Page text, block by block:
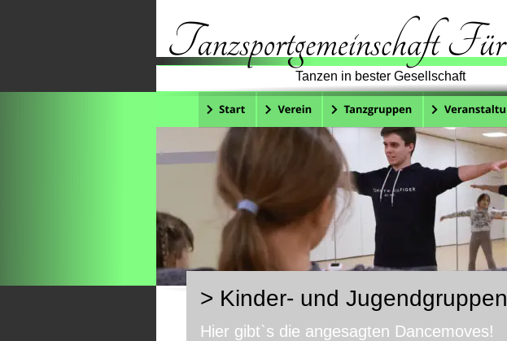
Tanzen in bester Gesellschaft
> Kinder- und Jugendgruppen
Hier gibt`s die angesagten Dancemoves!